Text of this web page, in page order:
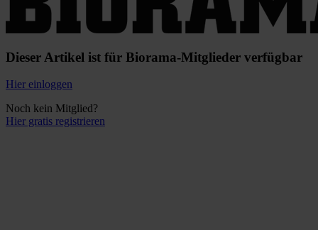
Dieser Artikel ist für Biorama-Mitglieder verfügbar
Hier einloggen
Noch kein Mitglied?
Hier gratis registrieren